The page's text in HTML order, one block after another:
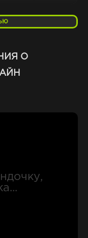
но, к
шанс и
лет назад, уже
чтобы
которая
победу
судьбу всего
О